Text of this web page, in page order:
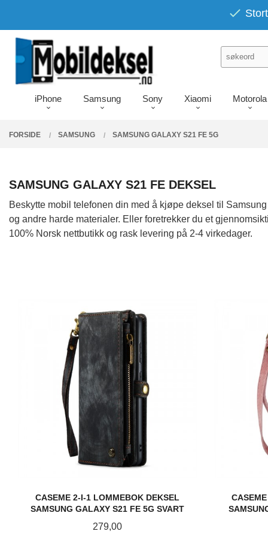
innholdet
iPhone Samsung Sony Xiaomi Motorola
FORSIDE SAMSUNG SAMSUNG GALAXY S21 FE 5G
SAMSUNG GALAXY S21 FE DEKSEL
Beskytte mobil telefonen din med å kjøpe deksel til
og andre harde materialer. Eller foretrekker du et
100% Norsk nettbutikk og rask levering på 2-4 virkedager.
CASEME 2-I-1 LOMMEBOK DEKSEL
SAMSUNG GALAXY S21 FE 5G SVART
Pris
279,00